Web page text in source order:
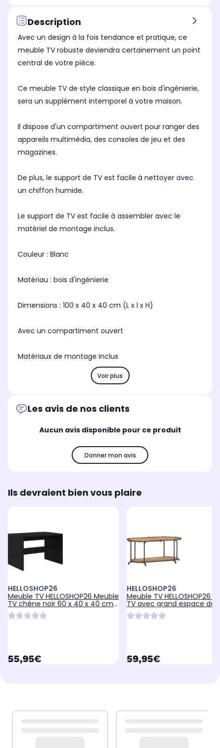
Support TV intégré
Non
Matériau
Bois
Coloris
Matériau
Matériau
Bois
Matériau
Description
Avec un design à la fois tendance et pratique, ce
meuble TV robuste deviendra certainement un point
central de votre pièce.
Ce meuble TV de style classique en bois d'ingénierie,
sera un supplément intemporel à votre maison.
Il dispose d'un compartiment ouvert pour ranger des
appareils multimédia, des consoles de jeu et des
magazines.
De plus, le support de TV est facile à nettoyer avec
un chiffon humide.
Le support de TV est facile à assembler avec le
matériel de montage inclus.
Couleur : Blanc
Matériau : bois d'ingénierie
Dimensions : 100 x 40 x 40 cm (L x l x H)
Avec un compartiment ouvert
Matériaux de montage inclus
Voir plus
Les avis de nos clients
Aucun avis disponible pour ce produit
Donner mon avis
Ils devraient bien vous plaire
HELLOSHOP26
Meuble TV HELLOSHOP26 Meuble
TV chêne noir 60 x 40 x 40 cm
dou
currentPrice
55,95€
HELLOSHOP26
Meuble TV HELLOSHOP26
TV avec grand espace de
rangement
currentPrice
59,95€